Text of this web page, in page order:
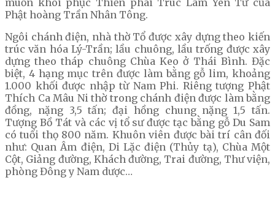
muốn khôi phục Thiền phái Trúc Lâm Yên Tử của
Phật hoàng Trần Nhân Tông.
Ngôi chánh điện, nhà thờ Tổ được xây dựng theo kiến
trúc văn hóa Lý-Trần; lầu chuông, lầu trống được xây
dựng theo tháp chuông Chùa Keo ở Thái Bình. Đặc
biệt, 4 hạng mục trên được làm bằng gỗ lim, khoảng
1.000 khối được nhập từ Nam Phi. Riêng tượng Phật
Thích Ca Mâu Ni thờ trong chánh điện được làm bằng
đồng, nặng 3,5 tấn; đại hồng chung nặng 1,5 tấn.
Tượng Bồ Tát và các vị tổ sư được tạc bằng gỗ Du Sam
có tuổi thọ 800 năm. Khuôn viên được bài trí cân đối
như: Quan Âm điện, Di Lặc điện (Thủy tạ), Chùa Một
Cột, Giảng đường, Khách đường, Trai đường, Thư viện,
phòng Đông y Nam dược…